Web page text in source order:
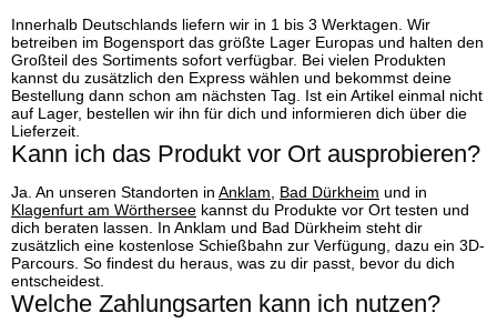
Innerhalb Deutschlands liefern wir in 1 bis 3 Werktagen. Wir
betreiben im Bogensport das größte Lager Europas und halten den
Großteil des Sortiments sofort verfügbar. Bei vielen Produkten
kannst du zusätzlich den Express wählen und bekommst deine
Bestellung dann schon am nächsten Tag. Ist ein Artikel einmal nicht
auf Lager, bestellen wir ihn für dich und informieren dich über die
Lieferzeit.
Kann ich das Produkt vor Ort ausprobieren?
Ja. An unseren Standorten in Anklam, Bad Dürkheim und in
Klagenfurt am Wörthersee kannst du Produkte vor Ort testen und
dich beraten lassen. In Anklam und Bad Dürkheim steht dir
zusätzlich eine kostenlose Schießbahn zur Verfügung, dazu ein 3D-
Parcours. So findest du heraus, was zu dir passt, bevor du dich
entscheidest.
Welche Zahlungsarten kann ich nutzen?